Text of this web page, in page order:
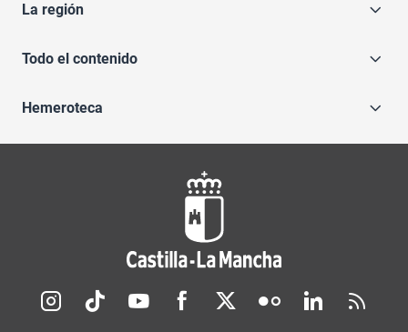
La región
Todo el contenido
Hemeroteca
Redes sociales JCCM